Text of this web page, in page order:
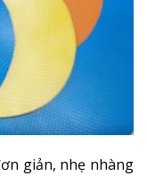
giản, nhẹ nhàng